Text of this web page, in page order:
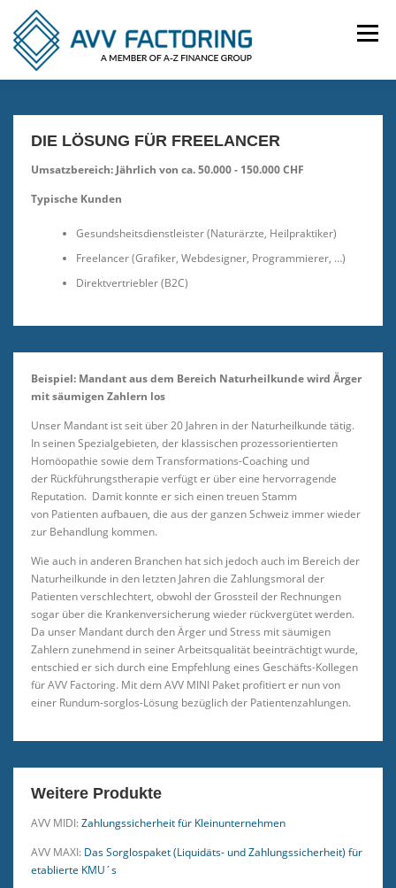
Inhalt
springen
Menü
NUTZEN BRANCHEN PRODUKTE
DIE LÖSUNG FÜR FREELANCER
Umsatzbereich: Jährlich von ca. 50.000 - 150.000 CHF
Typische Kunden
Gesundsheitsdienstleister (Naturärzte, Heilpraktiker)
Freelancer (Grafiker, Webdesigner, Programmierer, …)
Direktvertriebler (B2C)
Beispiel: Mandant aus dem Bereich Naturheilkunde wird Ärger
mit säumigen Zahlern los
Unser Mandant ist seit über 20 Jahren in der Naturheilkunde tätig.
In seinen Spezialgebieten, der klassischen prozessorientierten
Homöopathie sowie dem Transformations-Coaching und
der Rückführungstherapie verfügt er über eine hervorragende
Reputation. Damit konnte er sich einen treuen Stamm
von Patienten aufbauen, die aus der ganzen Schweiz immer wieder
zur Behandlung kommen.
Wie auch in anderen Branchen hat sich jedoch auch im Bereich der
Naturheilkunde in den letzten Jahren die Zahlungsmoral der
Patienten verschlechtert, obwohl der Grossteil der Rechnungen
sogar über die Krankenversicherung wieder rückvergütet werden.
Da unser Mandant durch den Ärger und Stress mit säumigen
Zahlern zunehmend in seiner Arbeitsqualität beeinträchtigt wurde,
entschied er sich durch eine Empfehlung eines Geschäfts-Kollegen
für AVV Factoring. Mit dem AVV MINI Paket profitiert er nun von
einer Rundum-sorglos-Lösung bezüglich der Patientenzahlungen.
Weitere Produkte
AVV MIDI:Zahlungssicherheit für Kleinunternehmen
AVV MAXI: Das Sorglospaket (Liquidäts- und Zahlungssicherheit) für
etablierte KMU´s